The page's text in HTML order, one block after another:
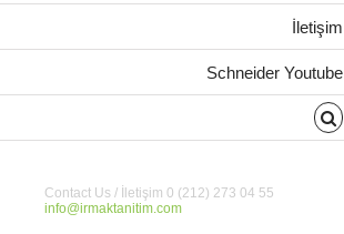
İletişim
Schneider Youtube
Contact Us / İletişim 0 (212) 273 04 55
info@irmaktanitim.com